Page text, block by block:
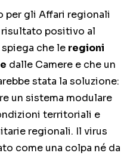
per gli Affari regionali
risultato positivo al
che le regioni
dalle Camere e che un
stata la soluzione:
un sistema modulare
territoriali e
regionali. Il virus
come una colpa né da